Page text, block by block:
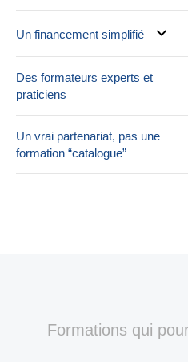
Un financement simplifié
Des formateurs experts et
praticiens
Un vrai partenariat, pas une
formation “catalogue”
Formations qui